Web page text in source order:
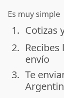
Es muy simple
done
1. Cotizas
done
2.
envío
done
3. Te